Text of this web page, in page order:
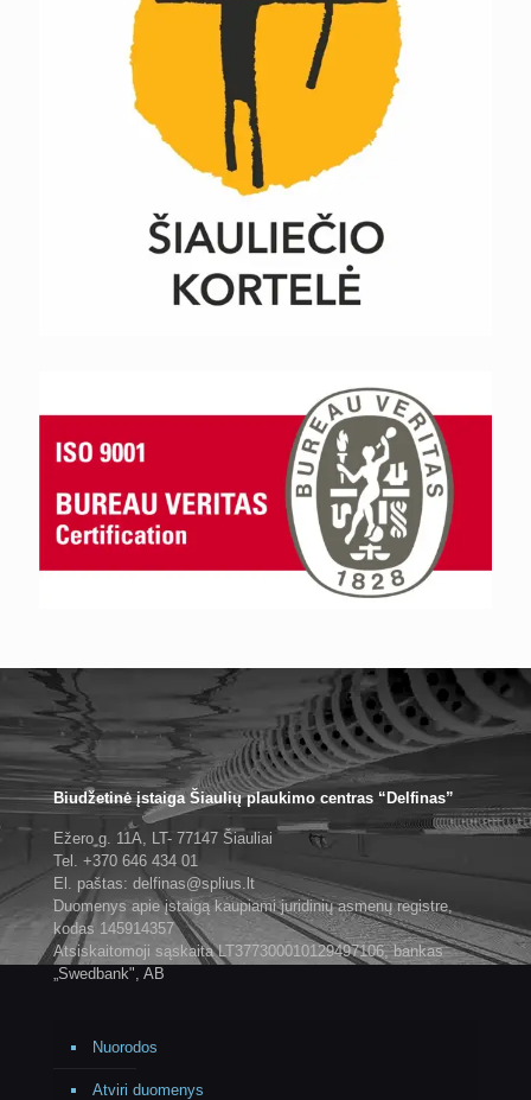
Biudžetinė įstaiga Šiaulių plaukimo centras “Delfinas”
Ežero g. 11A, LT- 77147 Šiauliai
Tel. +370 646 434 01
El. paštas: delfinas@splius.lt
Duomenys apie įstaigą kaupiami juridinių asmenų registre,
kodas 145914357
Atsiskaitomoji sąskaita LT377300010129497106, bankas
„Swedbank", AB
Nuorodos
Atviri duomenys